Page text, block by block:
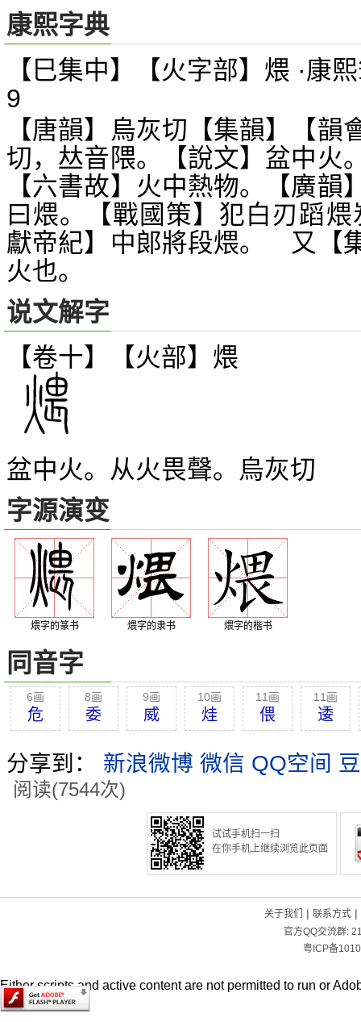
康熙字典
【巳集中】【火字部】煨 ·康
9
【唐韻】烏灰切【集韻】【
切， 𠀤音隈。【說文】盆中火
【六書故】火中熱物。【廣
曰煨。【戰國策】犯白刃蹈
獻帝紀】中郞將段煨。 又【
火也。
说文解字
【卷十】【火部】 煨
盆中火。从火畏聲。烏灰切
字源演变
煨字的篆书 煨字的隶书 煨字的楷书
同音字
6画
危
8画
委
9画
威
10画
烓
11画
偎
11画
逶
分享到： 新浪微博 微信 QQ空间
阅读(7544次)
试试手机扫一扫
在你手机上继续浏览此页面
关于我们 | 联系方式|
官方QQ交流群:
粤ICP备
Either scripts and active content are not permitted to run or